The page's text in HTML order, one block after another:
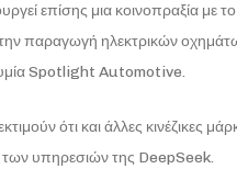
επίσης μια κοινοπραξία με
παραγωγή ηλεκτρικών
Spotlight Automotive.
ότι και άλλες κινέζικες
των υπηρεσιών της DeepSeek.